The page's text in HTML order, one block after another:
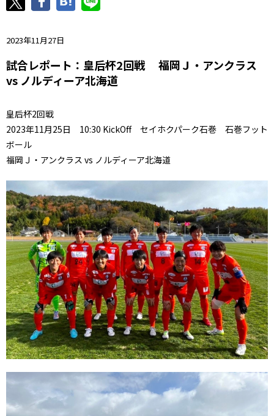
2023年11月27日
試合レポート：皇后杯2回戦 福岡Ｊ・アンクラス
vs ノルディーア北海道
皇后杯2回戦
2023年11月25日 10:30 KickOff セイホクパーク石巻 石巻フット
ボール
福岡Ｊ・アンクラス vs ノルディーア北海道